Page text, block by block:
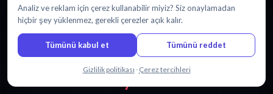
BAŞLAYIN
İtalyanca içeriğini şuna çevirmeye
hazır mısınız:
İtalyanca?
Bizimle sohbet edin
Analiz ve reklam için çerez kullanabilir miyiz? Siz onaylamadan
hiçbir şey yüklenmez, gerekli çerezler açık kalır.
Tümünü kabul et Tümünü reddet
Gizlilik politikası · Çerez tercihleri